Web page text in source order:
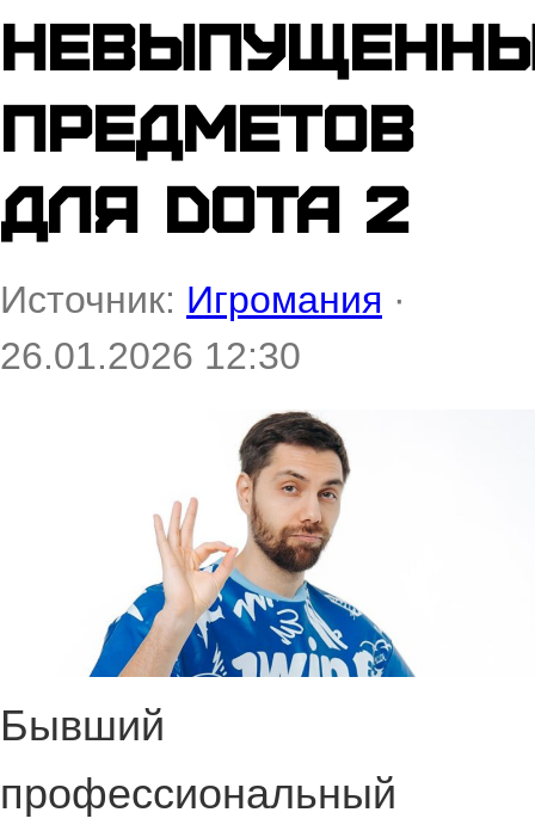
предметов
для Dota 2
Источник: Игромания ·
26.01.2026 12:30
Бывший
профессиональный